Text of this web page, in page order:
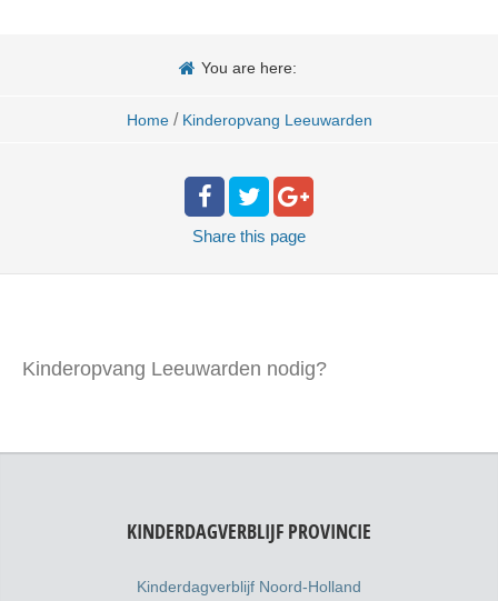
You are here:
Home / Kinderopvang Leeuwarden
Share this page
Kinderopvang Leeuwarden nodig?
KINDERDAGVERBLIJF PROVINCIE
Kinderdagverblijf Noord-Holland